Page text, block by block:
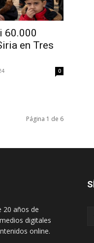
60.000
en Tres
0
Página 1 de 6
20 años de
digitales
online.